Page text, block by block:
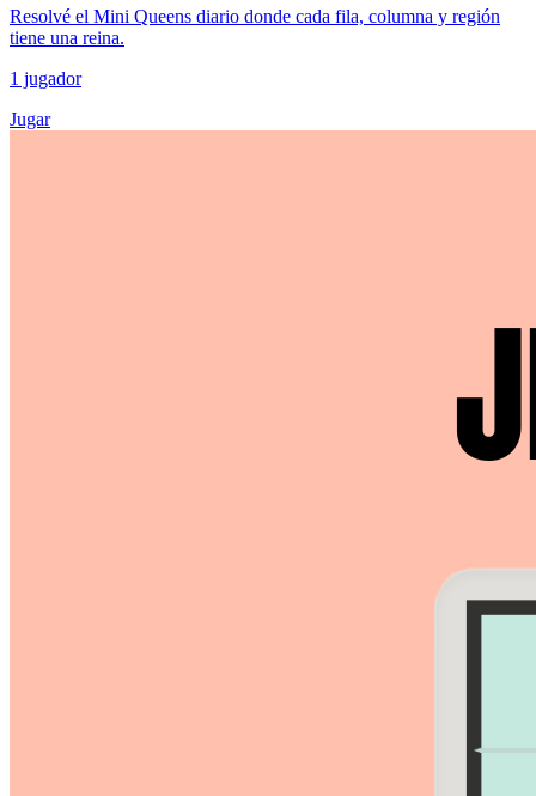
Resolvé el Mini Queens diario donde cada fila, columna y región
tiene una reina.
1 jugador
Jugar